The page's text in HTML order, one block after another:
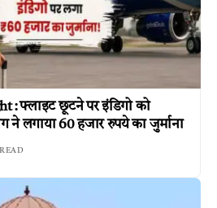
: फ्लाइट छूटने पर इंडिगो को
लगाया 60 हजार रुपये का जुर्माना